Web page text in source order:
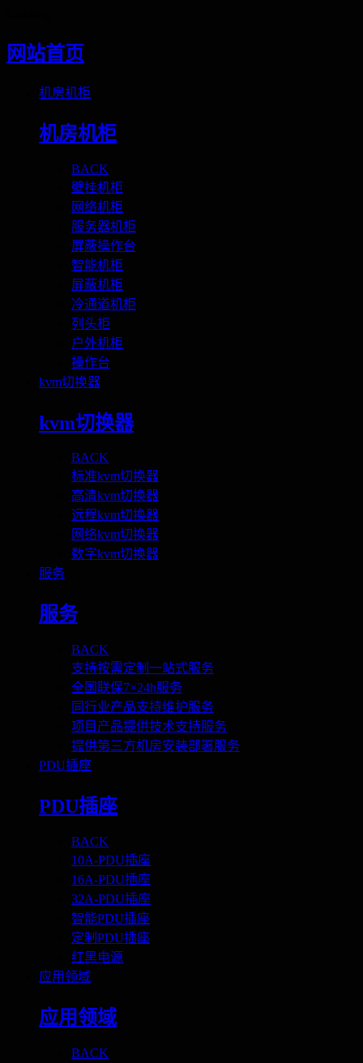
网站首页
机房机柜
机房机柜
BACK
壁挂机柜
网络机柜
服务器机柜
屏蔽操作台
智能机柜
屏蔽机柜
冷通道机柜
列头柜
户外机柜
操作台
kvm切换器
kvm切换器
BACK
标准kvm切换器
高清kvm切换器
远程kvm切换器
网络kvm切换器
数字kvm切换器
服务
服务
BACK
支持按需定制一站式服务
全国联保7×24h服务
同行业产品支持维护服务
项目产品提供技术支持服务
提供第三方机房安装部署服务
PDU插座
PDU插座
BACK
10A-PDU插座
16A-PDU插座
32A-PDU插座
智能PDU插座
定制PDU插座
红黑电源
应用领域
应用领域
BACK